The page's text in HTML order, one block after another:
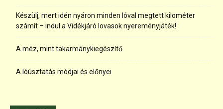
Készülj, mert idén nyáron minden lóval megtett kilométer
számít – indul a Vidékjáró lovasok nyereményjáték!
A méz, mint takarmánykiegészítő
A lóúsztatás módjai és előnyei